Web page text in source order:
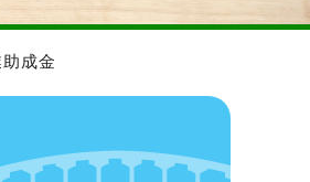
成金